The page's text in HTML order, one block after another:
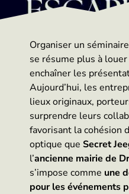
Organiser un
se résume plus à
enchaîner les
Aujourd’hui, les
lieux originaux,
surprendre leurs
favorisant la cohésion
optique que Secret
l’ancienne mairie de
s’impose comme une
pour les événements